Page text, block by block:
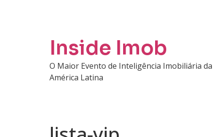
Inside Imob
O Maior Evento de Inteligência Imobiliária da
América Latina